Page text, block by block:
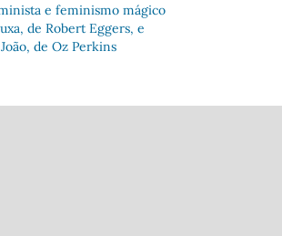
e feminismo mágico
de Robert Eggers, e
de Oz Perkins